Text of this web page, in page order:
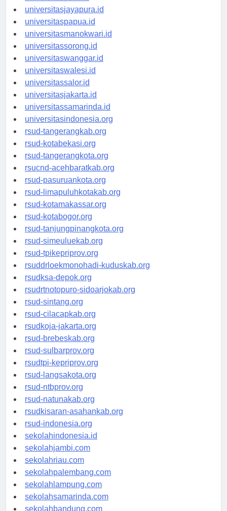
universitassofifi.id
universitasjayapura.id
universitaspapua.id
universitasmanokwari.id
universitassorong.id
universitaswanggar.id
universitaswalesi.id
universitassalor.id
universitasjakarta.id
universitassamarinda.id
universitasindonesia.org
rsud-tangerangkab.org
rsud-kotabekasi.org
rsud-tangerangkota.org
rsucnd-acehbaratkab.org
rsud-pasuruankota.org
rsud-limapuluhkotakab.org
rsud-kotamakassar.org
rsud-kotabogor.org
rsud-tanjungpinangkota.org
rsud-simeuluekab.org
rsud-tpikepriprov.org
rsuddrloekmonohadi-kuduskab.org
rsudksa-depok.org
rsudrtnotopuro-sidoarjokab.org
rsud-sintang.org
rsud-cilacapkab.org
rsudkoja-jakarta.org
rsud-brebeskab.org
rsud-sulbarprov.org
rsudtpi-kepriprov.org
rsud-langsakota.org
rsud-ntbprov.org
rsud-natunakab.org
rsudkisaran-asahankab.org
rsud-indonesia.org
sekolahindonesia.id
sekolahjambi.com
sekolahriau.com
sekolahpalembang.com
sekolahlampung.com
sekolahsamarinda.com